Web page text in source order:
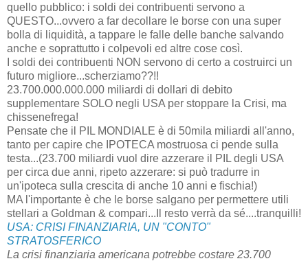
quello pubblico: i soldi dei contribuenti servono a
QUESTO...ovvero a far decollare le borse con una super
bolla di liquidità, a tappare le falle delle banche salvando
anche e soprattutto i colpevoli ed altre cose così.
I soldi dei contribuenti NON servono di certo a costruirci un
futuro migliore...scherziamo??!!
23.700.000.000.000 miliardi di dollari di debito
supplementare SOLO negli USA per stoppare la Crisi, ma
chissenefrega!
Pensate che il PIL MONDIALE è di 50mila miliardi all'anno,
tanto per capire che IPOTECA mostruosa ci pende sulla
testa...(23.700 miliardi vuol dire azzerare il PIL degli USA
per circa due anni, ripeto azzerare: si può tradurre in
un'ipoteca sulla crescita di anche 10 anni e fischia!)
MA l'importante è che le borse salgano per permettere utili
stellari a Goldman & compari...Il resto verrà da sé....tranquilli!
USA: CRISI FINANZIARIA, UN "CONTO"
STRATOSFERICO
La crisi finanziaria americana potrebbe costare 23.700